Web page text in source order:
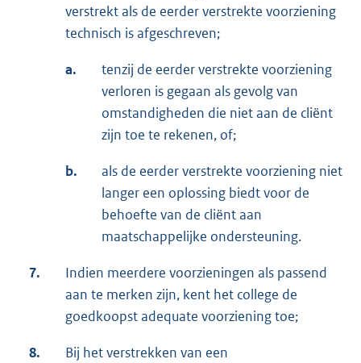
verstrekt als de eerder verstrekte voorziening
technisch is afgeschreven;
a.
tenzij de eerder verstrekte voorziening
verloren is gegaan als gevolg van
omstandigheden die niet aan de cliënt
zijn toe te rekenen, of;
b.
als de eerder verstrekte voorziening niet
langer een oplossing biedt voor de
behoefte van de cliënt aan
maatschappelijke ondersteuning.
7.
Indien meerdere voorzieningen als passend
aan te merken zijn, kent het college de
goedkoopst adequate voorziening toe;
8.
Bij het verstrekken van een